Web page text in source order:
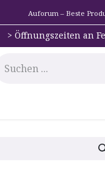
Auforum – Beste
> Öffnungszeiten an